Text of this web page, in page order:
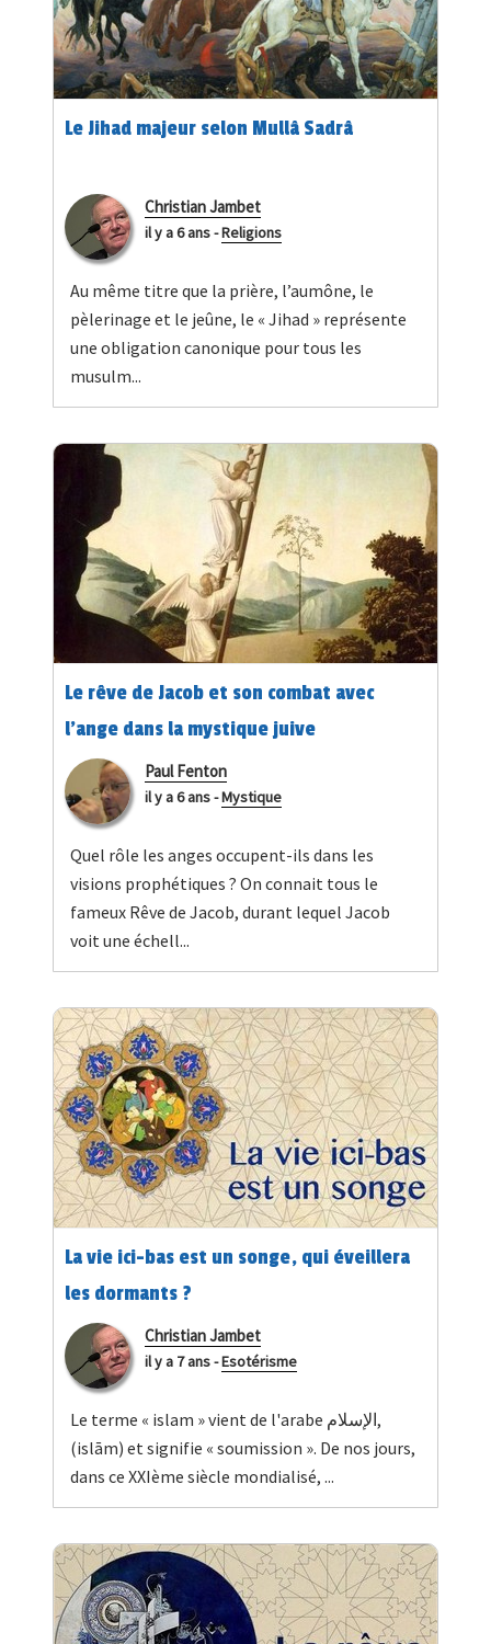
Le Jihad majeur selon Mullâ Sadrâ
Christian Jambet
il y a 6 ans-Religions
Au même titre que la prière, l’aumône, le
pèlerinage et le jeûne, le « Jihad » représente
une obligation canonique pour tous les
musulm...
Le rêve de Jacob et son combat avec
l'ange dans la mystique juive
Paul Fenton
il y a 6 ans-Mystique
Quel rôle les anges occupent-ils dans les
visions prophétiques ? On connait tous le
fameux Rêve de Jacob, durant lequel Jacob
voit une échell...
La vie ici-bas est un songe, qui éveillera
les dormants ?
Christian Jambet
il y a 7 ans-Esotérisme
Le terme « islam » vient de l'arabe الإسلام,
(islām) et signifie « soumission ». De nos jours,
dans ce XXIème siècle mondialisé, ...